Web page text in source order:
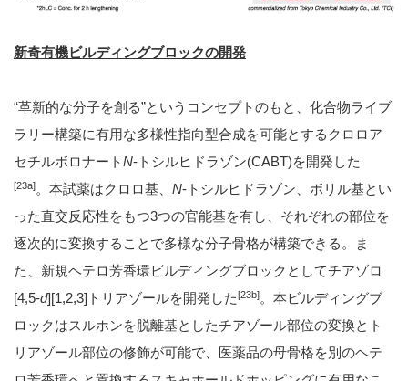
新奇有機ビルディングブロックの開発
“革新的な分子を創る”というコンセプトのもと、化合物ライブ
ラリー構築に有用な多様性指向型合成を可能とするクロロア
セチルボロナートN-トシルヒドラゾン(CABT)を開発した
[23a]。本試薬はクロロ基、 N-トシルヒドラゾン、ボリル基とい
った直交反応性をもつ3つの官能基を有し、それぞれの部位を
逐次的に変換することで多様な分子骨格が構築できる。ま
た、新規ヘテロ芳香環ビルディングブロックとしてチアゾロ
[4,5-d][1,2,3]トリアゾールを開発した[23b]。本ビルディングブ
ロックはスルホンを脱離基としたチアゾール部位の変換とト
リアゾール部位の修飾が可能で、医薬品の母骨格を別のヘテ